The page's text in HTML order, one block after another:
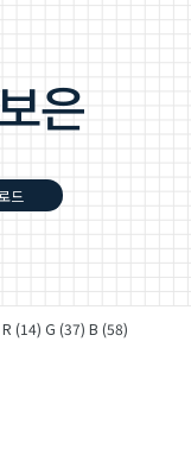
드
(14) G (37) B (58)